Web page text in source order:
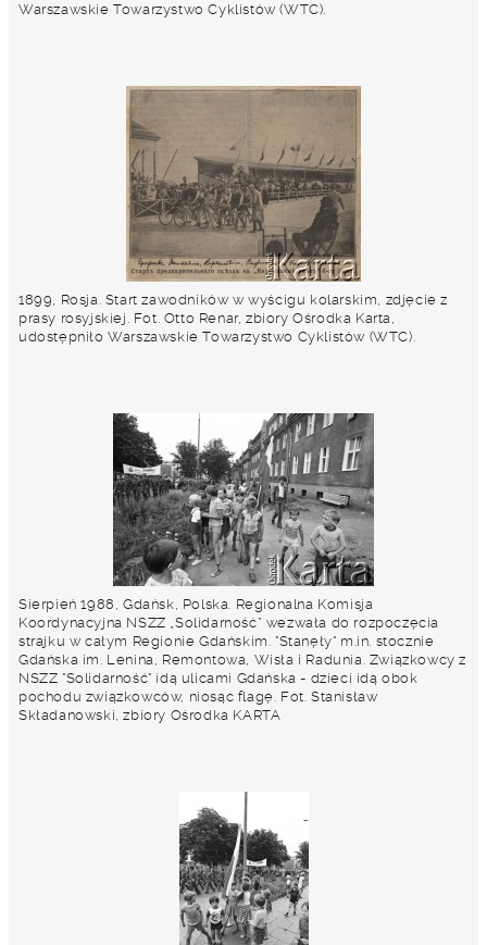
Warszawskie Towarzystwo Cyklistów (WTC).
1899, Rosja. Start zawodników w wyścigu kolarskim, zdjęcie z
prasy rosyjskiej. Fot. Otto Renar, zbiory Ośrodka Karta,
udostępniło Warszawskie Towarzystwo Cyklistów (WTC).
Sierpień 1988, Gdańsk, Polska. Regionalna Komisja
Koordynacyjna NSZZ „Solidarność” wezwała do rozpoczęcia
strajku w całym Regionie Gdańskim. "Stanęły" m.in. stocznie
Gdańska im. Lenina, Remontowa, Wisła i Radunia. Związkowcy z
NSZZ "Solidarność" idą ulicami Gdańska - dzieci idą obok
pochodu związkowców, niosąc flagę. Fot. Stanisław
Składanowski, zbiory Ośrodka KARTA